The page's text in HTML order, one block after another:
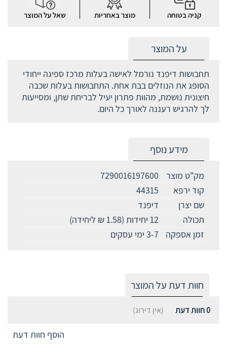
קניה בטוחה מוצר באחריות שאל על המוצר
על המוצר
תחבושות דיפנד נורמל לאישה בעלות מרכז ספיגה ייחודי
הסופג את הנוזלים בבת אחת. התחבושות בעלות שכבה
חיצונית נושמת, מהוות פתרון יעיל לבריחת שתן, ומסייעות
לך להרגיש רעננה לאורך כל היום.
מידע נוסף
מק"ט מוצר
7290016197600
קוד ירפא
44315
שם יצרן
דיפנד
תכולה
12 יחידות (1.58 ₪ ליחידה)
זמן אספקה
3-7 ימי עסקים
חוות דעת על המוצר
0חוות דעת (אין דירוג)
הוסף חוות דעת